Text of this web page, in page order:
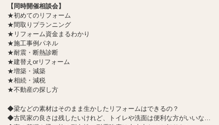
【同時開催相談会】
★初めてのリフォーム
★間取りプランニング
★リフォーム資金まるわかり
★施工事例パネル
★耐震・断熱診断
★建替えorリフォーム
★増築・減築
★相続・減税
★不動産の探し方
◆梁などの素材はそのまま生かしたリフォームはできるの？
◆古民家の良さは残したいけれど、トイレや洗面は便利な方がいいな…